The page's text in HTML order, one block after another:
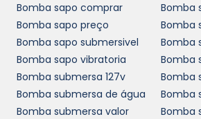
Outra característica
capacidade de atingir
pressões, dependendo do
configuração. Essa
bomba centrífuga sem
solução viável para uma
aplicações, desde
Bomba sapo comprar
Bomba
Bomba sapo preço
Bomba
Bomba sapo submersivel
Bomba
Bomba sapo vibratoria
Bomba
Bomba submersa 127v
Bomba
Bomba submersa de água
Bomba
Bomba submersa valor